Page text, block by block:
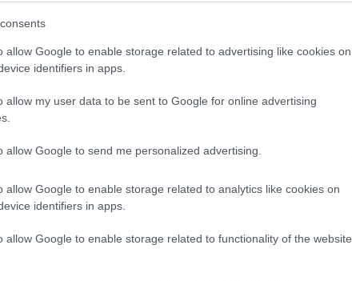
allow Google to enable storage related to advertising like cookies on
identifiers in apps.
allow my user data to be sent to Google for online advertising
allow Google to send me personalized advertising.
allow Google to enable storage related to analytics like cookies on
identifiers in apps.
allow Google to enable storage related to functionality of the website
Ελλάδα|07.08.2023 19:45
Κεραυνός «πέφτει» μέσα σε
Η μοναδική εικόνα τον έκανε να
αναφωνήσει από έκπληξη